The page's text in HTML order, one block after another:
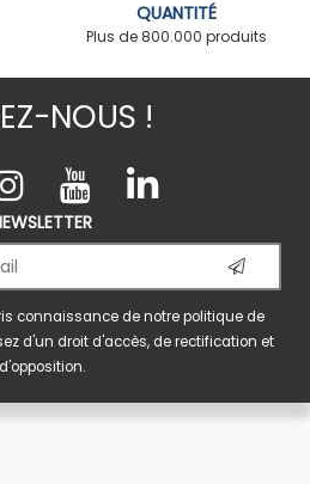
QUANTITÉ
Plus de 800.000 produits
NOUS !
connaissance de notrepolitique de
d'un droit d'accès, de rectification et
d'opposition.